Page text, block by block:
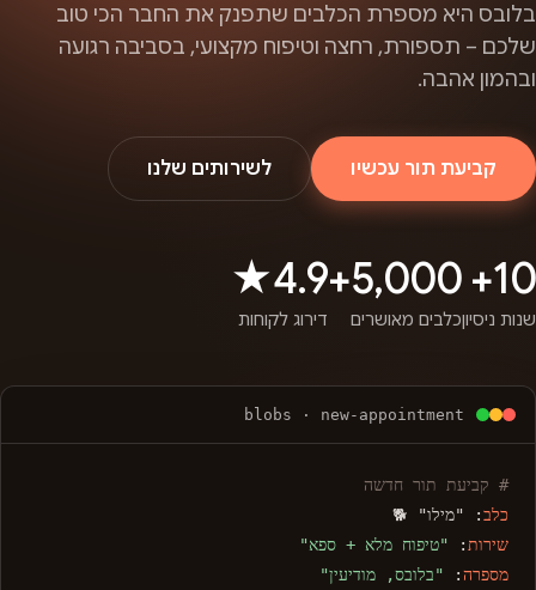
בלובס היא מספרת הכלבים שתפנק את החבר הכי טוב
שלכם – תספורת, רחצה וטיפוח מקצועי, בסביבה רגועה
ובהמון אהבה.
קביעת תור עכשיו לשירותים שלנו
10+
שנות ניסיון
5,000+
כלבים מאושרים
4.9★
דירוג לקוחות
blobs · new-appointment
# קביעת תור חדשה
כלב: "מילו" 🐕
שירות : "טיפוח מלא + ספא"
מספרה: "בלובס, מודיעין"